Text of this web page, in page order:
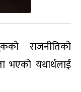
राजनीतिको
भएको यथार्थलाई